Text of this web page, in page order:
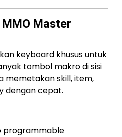
Master
keyboard khusus untuk
tombol makro di sisi
memetakan skill, item,
dengan cepat.
programmable